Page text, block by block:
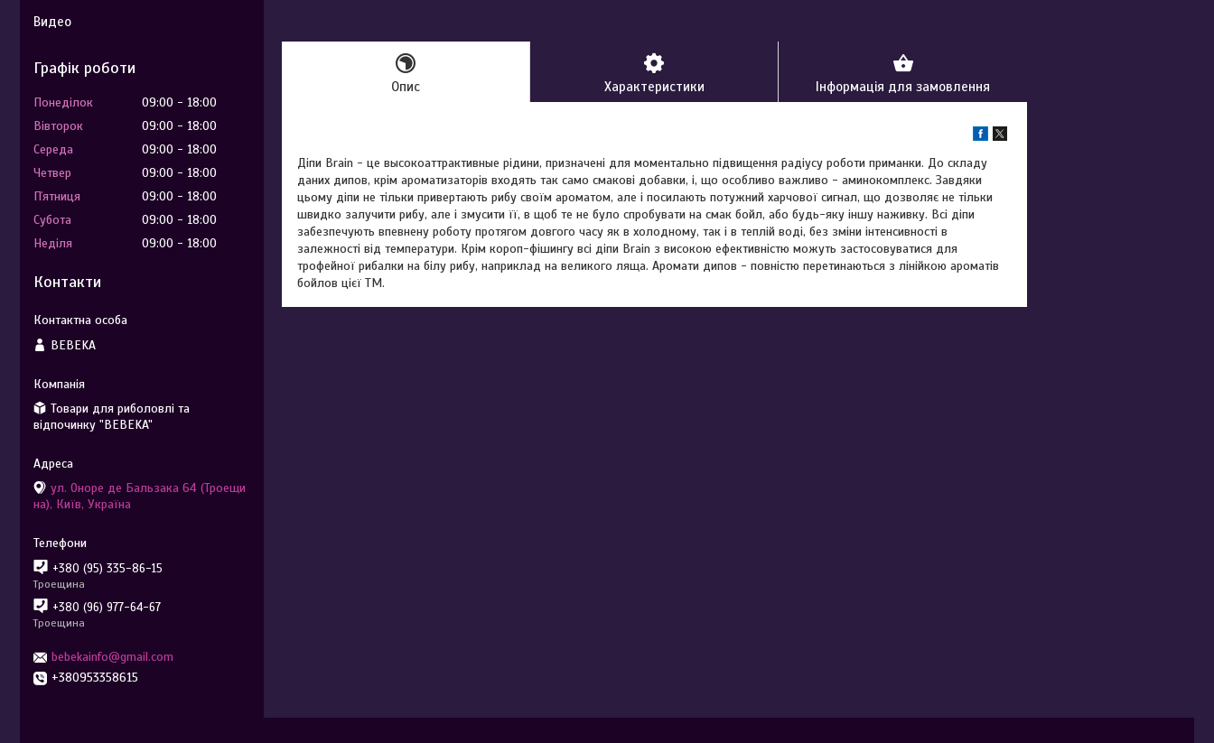
Опис Характеристики Інформація для замовлення
Діпи Brain - це высокоаттрактивные рідини, призначені для моментально підвищення радіусу роботи приманки. До складу
даних дипов, крім ароматизаторів входять так само смакові добавки, і, що особливо важливо - аминокомплекс. Завдяки
цьому діпи не тільки привертають рибу своїм ароматом, але і посилають потужний харчової сигнал, що дозволяє не тільки
швидко залучити рибу, але і змусити її, в щоб те не було спробувати на смак бойл, або будь-яку іншу наживку. Всі діпи
забезпечують впевнену роботу протягом довгого часу як в холодному, так і в теплій воді, без зміни інтенсивності в
залежності від температури. Крім короп-фішингу всі діпи Brain з високою ефективністю можуть застосовуватися для
трофейної рибалки на білу рибу, наприклад на великого ляща. Аромати дипов - повністю перетинаються з лінійкою ароматів
бойлов цієї ТМ.
Видео
Графік роботи
Понеділок 09:00
18:00
Вівторок
09:00
18:00
Середа
09:00
18:00
Четвер
09:00
18:00
Пʼятниця
09:00
18:00
Субота
09:00
18:00
Неділя
09:00 18:00
Контакти
BEBEKA
Товари для риболовлі та
відпочинку "BEBEKA"
ул. Оноре де Бальзака 64 (Троещи
на), Київ, Україна
+380 (95) 335-86-15
Троещина
+380 (96) 977-64-67
Троещина
bebekainfo@gmail.com
+380953358615